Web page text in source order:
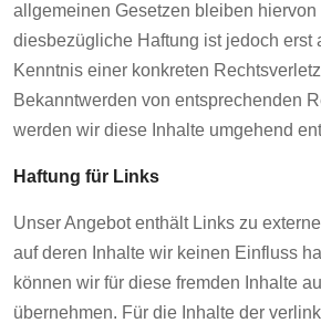
allgemeinen Gesetzen bleiben
diesbezügliche Haftung ist jedoch erst
Kenntnis einer konkreten
Bekanntwerden von entsprechenden
werden wir diese Inhalte umgehend
Haftung für Links
Unser Angebot enthält Links zu
auf deren Inhalte wir keinen Einfluss
können wir für diese fremden Inhalte
übernehmen. Für die Inhalte der